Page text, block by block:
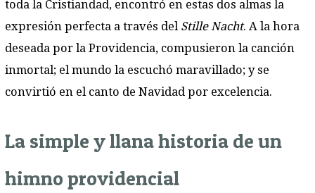
toda la Cristiandad, encontró en estas dos almas la
expresión perfecta a través del Stille Nacht. A la hora
deseada por la Providencia, compusieron la canción
inmortal; el mundo la escuchó maravillado; y se
convirtió en el canto de Navidad por excelencia.
La simple y llana historia de un
himno providencial